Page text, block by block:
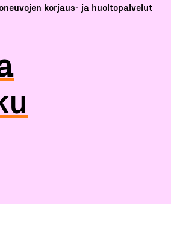
korjaus- ja huoltopalvelut